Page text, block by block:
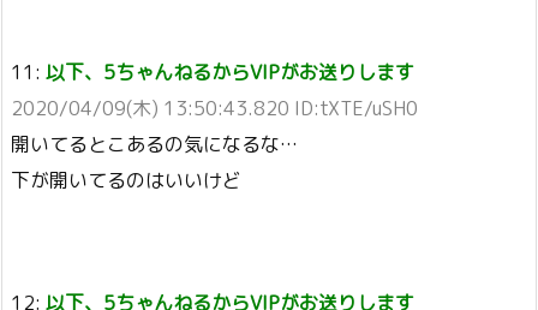
11: 以下、5ちゃんねるからVIPがお送りします
2020/04/09(木) 13:50:43.820 ID:tXTE/uSH0
開いてるとこあるの気になるな…
下が開いてるのはいいけど
12: 以下、5ちゃんねるからVIPがお送りします